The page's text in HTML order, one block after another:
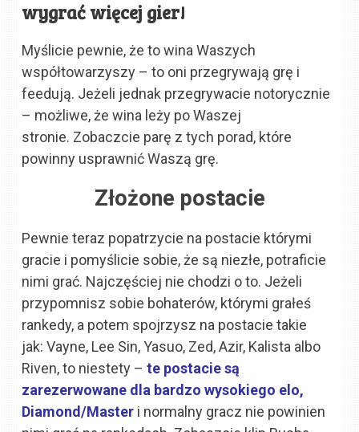
wygrać więcej gier!
Myślicie pewnie, że to wina Waszych
współtowarzyszy – to oni przegrywają grę i
feedują. Jeżeli jednak przegrywacie notorycznie
– możliwe, że wina leży po Waszej
stronie. Zobaczcie parę z tych porad, które
powinny usprawnić Waszą grę.
Złożone postacie
Pewnie teraz popatrzycie na postacie którymi
gracie i pomyślicie sobie, że są niezłe, potraficie
nimi grać. Najczęściej nie chodzi o to. Jeżeli
przypomnisz sobie bohaterów, którymi grałeś
rankedy, a potem spojrzysz na postacie takie
jak: Vayne, Lee Sin, Yasuo, Zed, Azir, Kalista albo
Riven, to niestety – te postacie są
zarezerwowane dla bardzo wysokiego elo,
Diamond/Master i normalny gracz nie powinien